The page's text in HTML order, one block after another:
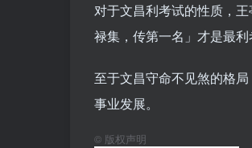
对于文昌利考试的性质，
禄集，传第一名」才是最利
至于文昌守命不见煞的格
事业发展。
© 版权声明